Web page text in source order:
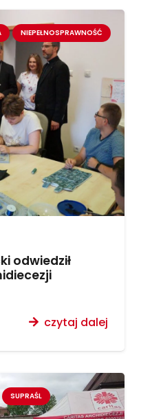
NIEPEŁNOSPRAWNOŚĆ
odwiedził
czytaj dalej
SUPRAŚL